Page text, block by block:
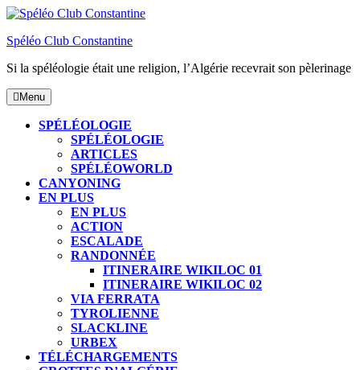
Skip
content
Spéléo Club Constantine
Si la spéléologie était une religion, l’Algérie recevrait son pèlerinage
MenuMenu
SPÉLÉOLOGIE
SPÉLÉOLOGIE
ARTICLES
SPÉLÉOWORLD
CANYONING
EN PLUS
EN PLUS
ACTION
ESCALADE
RANDONNÉE
ITINERAIRE WIKILOC 01
ITINERAIRE WIKILOC 02
VIA FERRATA
TYROLIENNE
SLACKLINE
URBEX
TÉLÉCHARGEMENTS